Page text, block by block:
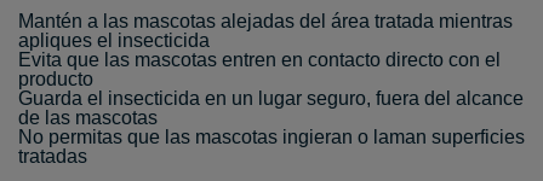
Mantén a las mascotas alejadas del área tratada mientras
apliques el insecticida
Evita que las mascotas entren en contacto directo con el
producto
Guarda el insecticida en un lugar seguro, fuera del alcance
de las mascotas
No permitas que las mascotas ingieran o laman superficies
tratadas